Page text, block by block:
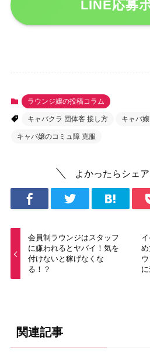
LINE応募
ラウンジ嬢の投稿コラム
キャバクラ 団体客 接し方 キャバ
キャバ嬢のコミュ障 克服
よかったらシェア
会員制ラウンジはスタッフ
に嫌われるとヤバイ！気を
付けないと稼げなくな
る！？
関連記事